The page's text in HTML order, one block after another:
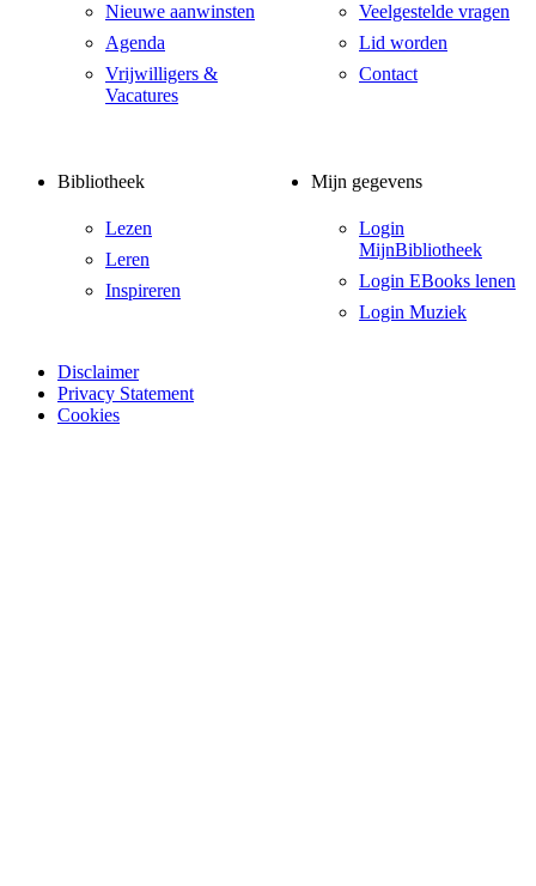
Nieuwe aanwinsten
Agenda
Vrijwilligers &
Vacatures
Veelgestelde vragen
Lid worden
Contact
Bibliotheek
Lezen
Leren
Inspireren
Mijn gegevens
Login
MijnBibliotheek
Login EBooks lenen
Login Muziek
Disclaimer
Privacy Statement
Cookies